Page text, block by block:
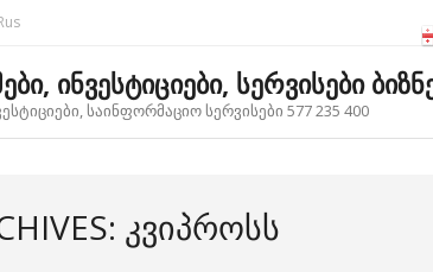
ინვესტიციები, სერვისები
საინფორმაციო სერვისები 577 235 400
ᲙᲕᲘᲞᲠᲝᲡᲡ